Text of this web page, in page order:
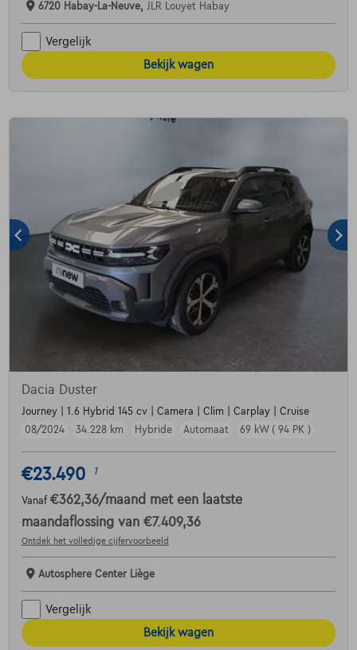
6720 Habay-La-Neuve, JLR Louyet Habay
Vergelijk
Bekijk wagen
Dacia Duster
Journey | 1.6 Hybrid 145 cv | Camera | Clim | Carplay | Cruise
08/2024
34.228 km Hybride Automaat 69 kW ( 94 PK )
€23.490 1
Vanaf €362,36/maand met een laatste
maandaflossing van €7.409,36
Ontdek het volledige cijfervoorbeeld
Autosphere Center Liège
Vergelijk
Bekijk wagen